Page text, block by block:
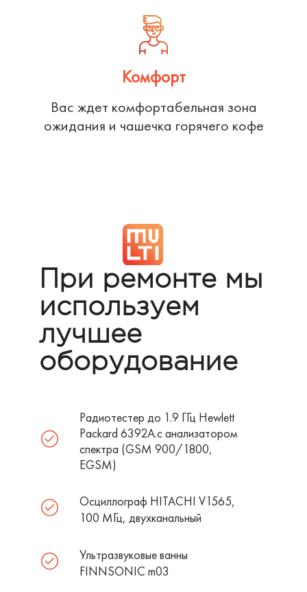
Комфорт
Вас ждет комфортабельная зона
ожидания и чашечка горячего кофе
При ремонте мы
используем
лучшее
оборудование
Радиотестер до 1.9 ГГц Hewlett
Packard 6392A.с анализатором
спектра (GSM 900/1800,
EGSM)
Осциллограф HITACHI V1565,
100 МГц, двухканальный
Ультразвуковые ванны
FINNSONIC m03